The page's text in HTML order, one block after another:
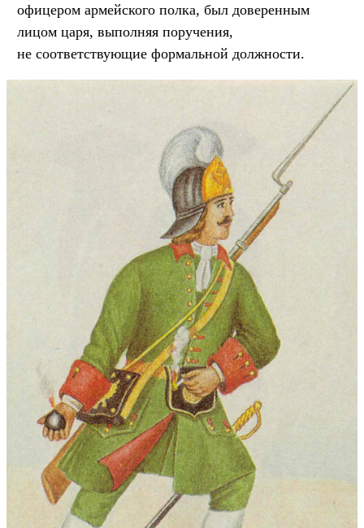
офицером армейского полка, был доверенным
лицом царя, выполняя поручения,
не соответствующие формальной должности.